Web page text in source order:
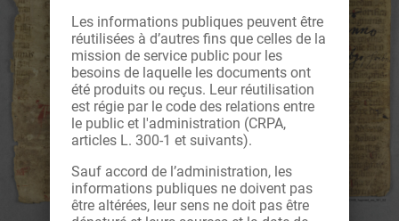
Les informations publiques peuvent être
réutilisées à d’autres fins que celles de la
mission de service public pour les
besoins de laquelle les documents ont
été produits ou reçus. Leur réutilisation
est régie par le code des relations entre
le public et l'administration (CRPA,
articles L. 300-1 et suivants).
Sauf accord de l’administration, les
informations publiques ne doivent pas
être altérées, leur sens ne doit pas être